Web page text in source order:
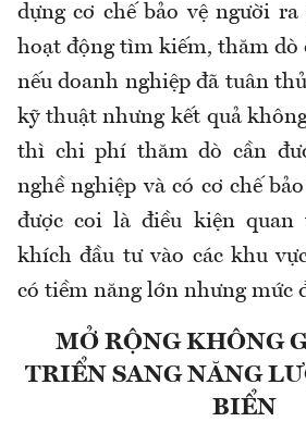
dựng cơ chế bảo vệ người
hoạt động tìm kiếm, thăm dò
nếu doanh nghiệp đã tuân
kỹ thuật nhưng kết quả
thì chi phí thăm dò cần
nghề nghiệp và có cơ chế
được coi là điều kiện quan
khích đầu tư vào các khu
có tiềm năng lớn nhưng mức
MỞ RỘNG KHÔNG
TRIỂN SANG NĂNG
BIỂN